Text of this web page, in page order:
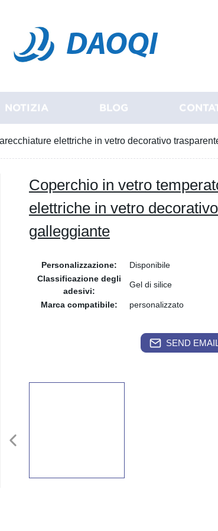
DAOQI
NOTIZIA BLOG
elettriche in vetro decorativo
Coperchio in vetro
elettriche in vetro
galleggiante
Personalizzazione:
Disponibile
Classificazione degli
adesivi:
Gel di silice
Marca compatibile: personalizzato
SEND